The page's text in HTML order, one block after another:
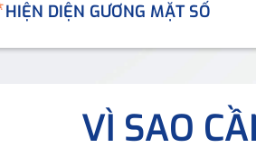
HIỆN DIỆN GƯƠNG MẶT SỐ
VÌ SAO